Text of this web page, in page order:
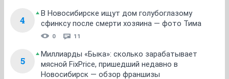
4
В Новосибирске ищут дом голубоглазому
сфинксу после смерти хозяина — фото Тима
0 11
5
Миллиарды «Быка»: сколько зарабатывает
мясной FixPrice, пришедший недавно в
Новосибирск — обзор франшизы